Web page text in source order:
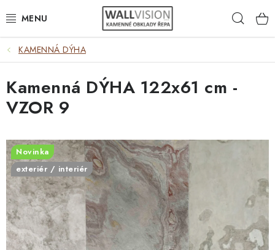
na
EXTERIÉR / INTERIÉR
VÝBĚR DLE MATERIÁLU
VÝBĚR DLE BAREV
ČASTO HLEDÁTE
INSPIRACE
DLAŽBA
PLOTY
KAMENNÁ DÝHA
Kamenná DÝHA 122x61 cm -
VZOR 9
Novinka
exteriér / interiér